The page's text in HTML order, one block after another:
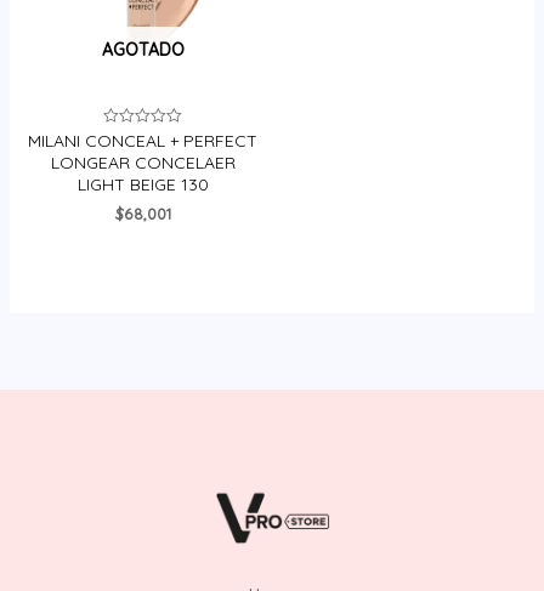
AGOTADO
Valorado
en
0
de
5
MILANI CONCEAL + PERFECT
LONGEAR CONCELAER
LIGHT BEIGE 130
$68,001